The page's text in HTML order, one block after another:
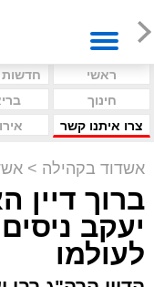
ראשי
חינוך
צרו איתנו קשר
אשדוד בקהילה >
ברוך דיין
יעקב
לעולמו